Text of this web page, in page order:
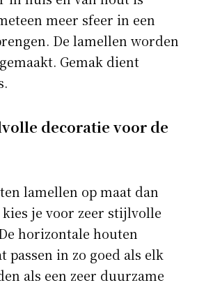
meer sfeer in een
De lamellen worden
Gemak dient
decoratie voor de
lamellen op maat dan
kies je voor zeer stijlvolle
horizontale houten
passen in zo goed als elk
als een zeer duurzame